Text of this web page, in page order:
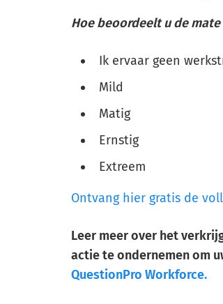
Hoe beoordeelt u de
Ik ervaar geen
Mild
Matig
Ernstig
Extreem
Ontvang hier gratis de
Leer meer over het
actie te ondernemen om
QuestionPro Workforce.